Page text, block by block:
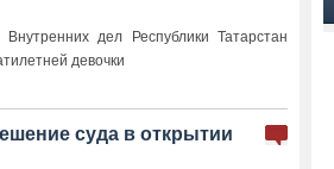
дел Республики Татарстан
девочки
суда в открытии